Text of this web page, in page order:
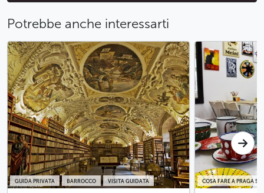
Potrebbe anche interessarti
GUIDA PRIVATA BARROCCO VISITA GUIDATA COSA FARE A PRAGA